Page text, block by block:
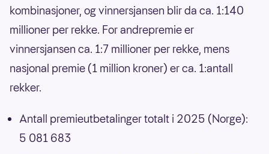
kombinasjoner, og vinnersjansen blir da ca. 1:140
millioner per rekke. For andrepremie er
vinnersjansen ca. 1:7 millioner per rekke, mens
nasjonal premie (1 million kroner) er ca. 1:antall
rekker.
Antall premieutbetalinger totalt i 2025 (Norge):
5 081 683